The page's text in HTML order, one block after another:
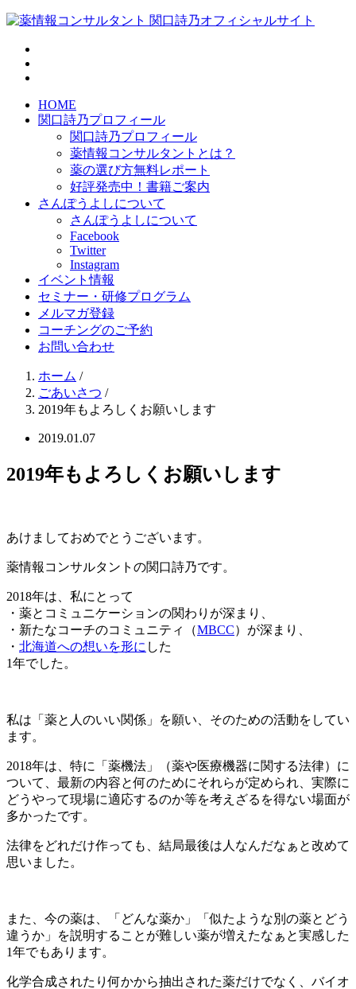
HOME
関口詩乃プロフィール
関口詩乃プロフィール
薬情報コンサルタントとは？
薬の選び方無料レポート
好評発売中！書籍ご案内
さんぽうよしについて
さんぽうよしについて
Facebook
Twitter
Instagram
イベント情報
セミナー・研修プログラム
メルマガ登録
コーチングのご予約
お問い合わせ
ホーム /
ごあいさつ /
2019年もよろしくお願いします
2019.01.07
2019年もよろしくお願いします
あけましておめでとうございます。
薬情報コンサルタントの関口詩乃です。
2018年は、私にとって
・薬とコミュニケーションの関わりが深まり、
・新たなコーチのコミュニティ（MBCC）が深まり、
・ 北海道への想いを形に した
1年でした。
私は「薬と人のいい関係」を願い、そのための活動をしてい
ます。
2018年は、特に「薬機法」（薬や医療機器に関する法律）に
ついて、最新の内容と何のためにそれらが定められ、実際に
どうやって現場に適応するのか等を考えざるを得ない場面が
多かったです。
法律をどれだけ作っても、結局最後は人なんだなぁと改めて
思いました。
また、今の薬は、「どんな薬か」「似たような別の薬とどう
違うか」を説明することが難しい薬が増えたなぁと実感した
1年でもあります。
化学合成されたり何かから抽出された薬だけでなく、バイオ